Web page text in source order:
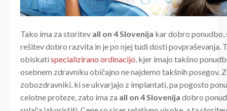
Tako ima za storitev all on 4 Slovenija kar dobro ponudbo,
rešitev dobro razvita in je po njej tudi dosti povpraševanja.
obiskati specializirano ordinacijo, kjer imajo takšno
osebnem zdravniku običajno ne najdemo takšnih posegov.
zobozdravniki, ki se ukvarjajo z implantati, pa pogosto
celotne proteze, zato ima za all on 4 Slovenija dobro